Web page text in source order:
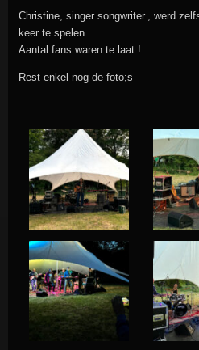
Christine, singer songwriter., werd
keer te spelen.
Aantal fans waren te laat.!
Rest enkel nog de foto;s